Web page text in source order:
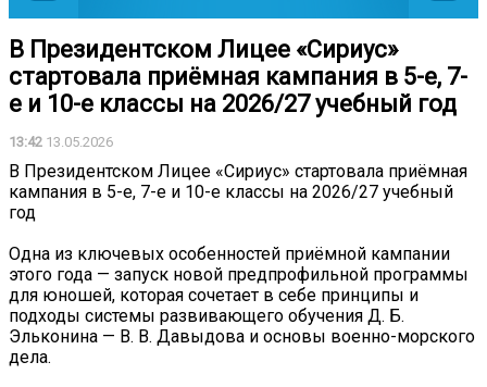
В Президентском Лицее «Сириус»
стартовала приёмная кампания в 5-е, 7-
е и 10-е классы на 2026/27 учебный год
13:42 13.05.2026
В Президентском Лицее «Сириус» стартовала приёмная
кампания в 5-е, 7-е и 10-е классы на 2026/27 учебный
год
Одна из ключевых особенностей приёмной кампании
этого года — запуск новой предпрофильной программы
для юношей, которая сочетает в себе принципы и
подходы системы развивающего обучения Д. Б.
Эльконина — В. В. Давыдова и основы военно-морского
дела.